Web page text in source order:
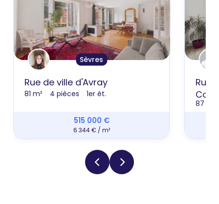
Sèvres
Rue de ville d'Avray
81 m² 4 pièces 1er ét.
515 000 €
6 344 € / m²
Rue
87 m²